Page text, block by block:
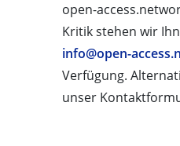
open-
Kritik stehen wir
info@open-
Verfügung.
unser